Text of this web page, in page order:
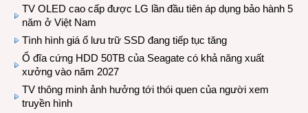
TV OLED cao cấp được LG lần đầu tiên áp dụng bảo hành 5
năm ở Việt Nam
Tình hình giá ổ lưu trữ SSD đang tiếp tục tăng
Ổ đĩa cứng HDD 50TB của Seagate có khả năng xuất
xưởng vào năm 2027
TV thông minh ảnh hưởng tới thói quen của người xem
truyền hình